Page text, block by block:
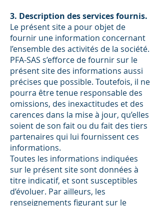
3. Description des services fournis.
Le présent site a pour objet de
fournir une information concernant
l’ensemble des activités de la société.
PFA-SAS s’efforce de fournir sur le
présent site des informations aussi
précises que possible. Toutefois, il ne
pourra être tenue responsable des
omissions, des inexactitudes et des
carences dans la mise à jour, qu’elles
soient de son fait ou du fait des tiers
partenaires qui lui fournissent ces
informations.
Toutes les informations indiquées
sur le présent site sont données à
titre indicatif, et sont susceptibles
d’évoluer. Par ailleurs, les
renseignements figurant sur le